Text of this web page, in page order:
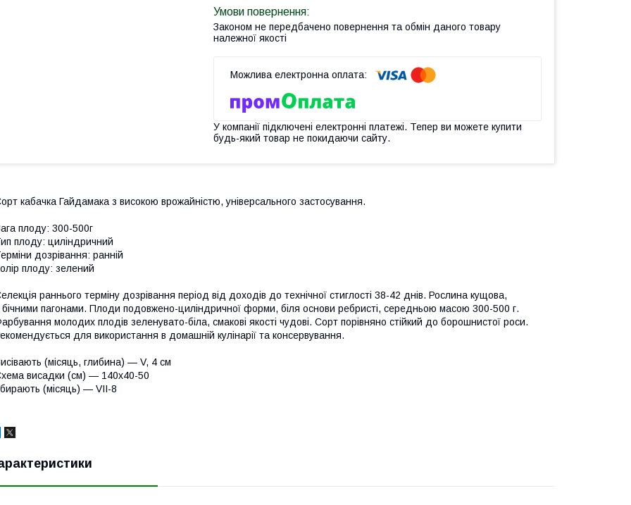
Законом не передбачено повернення та обмін даного товару
належної якості
У компанії підключені електронні платежі. Тепер ви можете купити
будь-який товар не покидаючи сайту.
кабачка Гайдамака з високою врожайністю, універсального застосування.
плоду: 300-500г
плоду: циліндричний
дозрівання: ранній
плоду: зелений
раннього терміну дозрівання період від доходів до технічної стиглості 38-42 днів. Рослина кущова,
бічними пагонами. Плоди подовжено-циліндричної форми, біля основи ребристі, середньою масою 300-500 г.
молодих плодів зеленувато-біла, смакові якості чудові. Сорт порівняно стійкий до борошнистої роси.
для використання в домашній кулінарії та консервування.
(місяць, глибина) — V, 4 см
висадки (см) — 140х40-50
(місяць) — VII-8